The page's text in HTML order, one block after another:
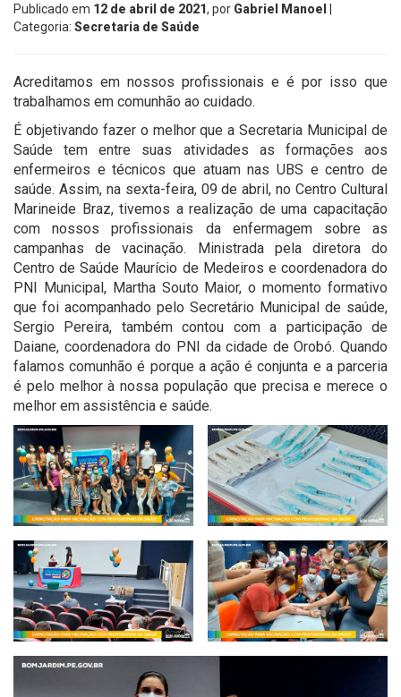
Publicado em 12 de abril de 2021, por Gabriel Manoel
Categoria: Secretaria de Saúde
Acreditamos em nossos profissionais e é por isso que
trabalhamos em comunhão ao cuidado.
É objetivando fazer o melhor que a Secretaria Municipal de
Saúde tem entre suas atividades as formações aos
enfermeiros e técnicos que atuam nas UBS e centro de
saúde. Assim, na sexta-feira, 09 de abril, no Centro Cultural
Marineide Braz, tivemos a realização de uma capacitação
com nossos profissionais da enfermagem sobre as
campanhas de vacinação. Ministrada pela diretora do
Centro de Saúde Maurício de Medeiros e coordenadora do
PNI Municipal, Martha Souto Maior, o momento formativo
que foi acompanhado pelo Secretário Municipal de saúde,
Sergio Pereira, também contou com a participação de
Daiane, coordenadora do PNI da cidade de Orobó. Quando
falamos comunhão é porque a ação é conjunta e a parceria
é pelo melhor à nossa população que precisa e merece o
melhor em assistência e saúde.